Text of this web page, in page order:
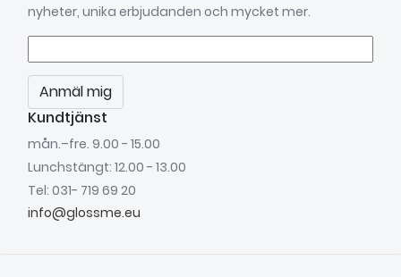
nyheter, unika erbjudanden och mycket mer.
Anmäl mig
Kundtjänst
mån.–fre. 9.00 - 15.00
Lunchstängt: 12.00 - 13.00
Tel: 031- 719 69 20
info@glossme.eu